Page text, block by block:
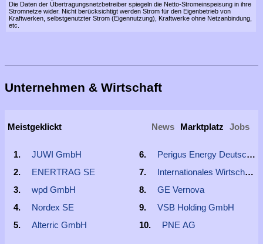
Die Daten der Übertragungsnetzbetreiber spiegeln die Netto-Stromeinspeisung in ihre
Stromnetze wider. Nicht berücksichtigt werden Strom für den Eigenbetrieb von
Kraftwerken, selbstgenutzter Strom (Eigennutzung), Kraftwerke ohne Netzanbindung,
etc.
Unternehmen & Wirtschaft
Meistgeklickt News Marktplatz Jobs
JUWI GmbH
ENERTRAG SE
wpd GmbH
Nordex SE
Alterric GmbH
Perigus Energy
Internationales
GE Vernova
VSB Holding GmbH
PNE AG